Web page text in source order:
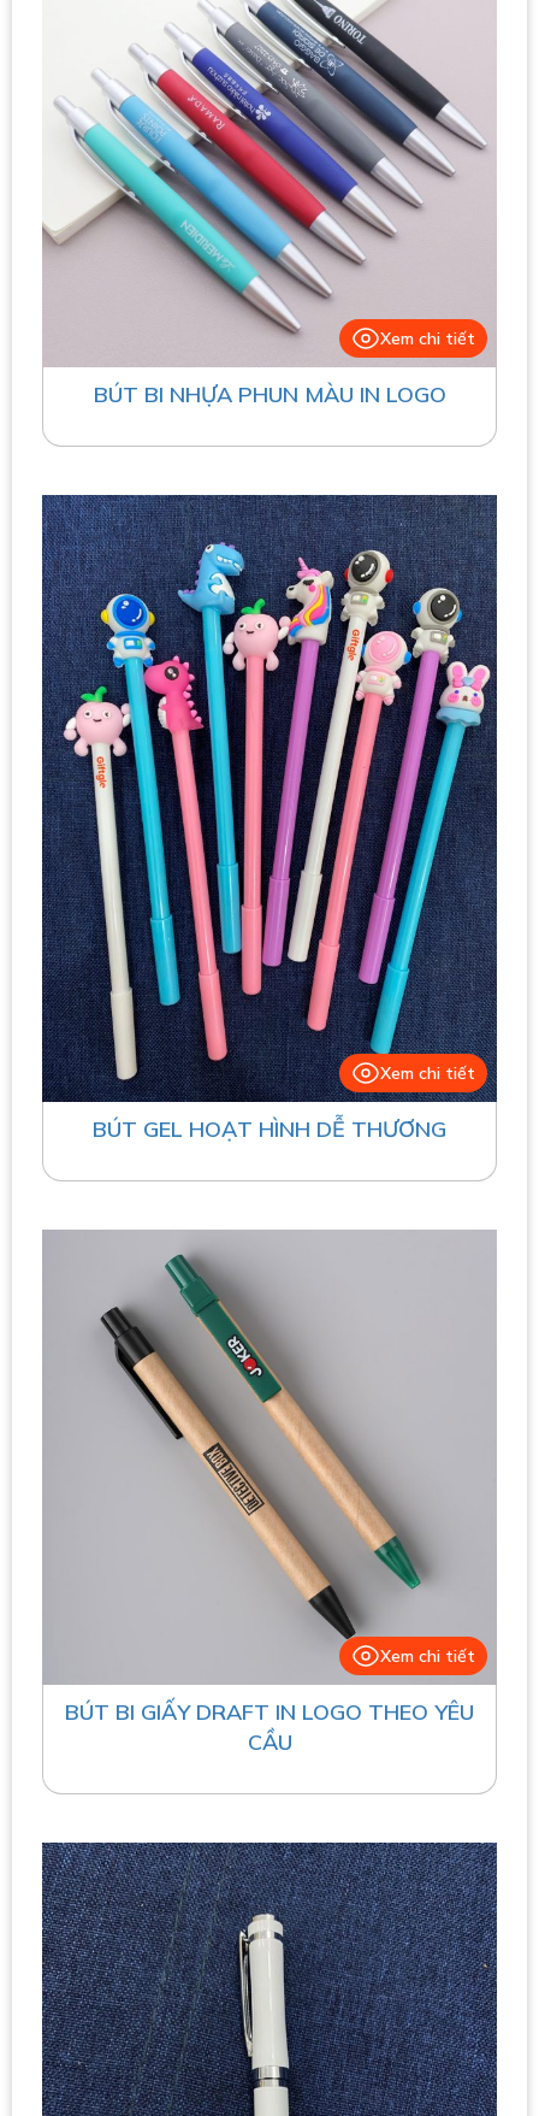
Xem chi tiết
BÚT BI NHỰA PHUN MÀU IN LOGO
Xem chi tiết
BÚT GEL HOẠT HÌNH DỄ THƯƠNG
Xem chi tiết
BÚT BI GIẤY DRAFT IN LOGO THEO YÊU
CẦU